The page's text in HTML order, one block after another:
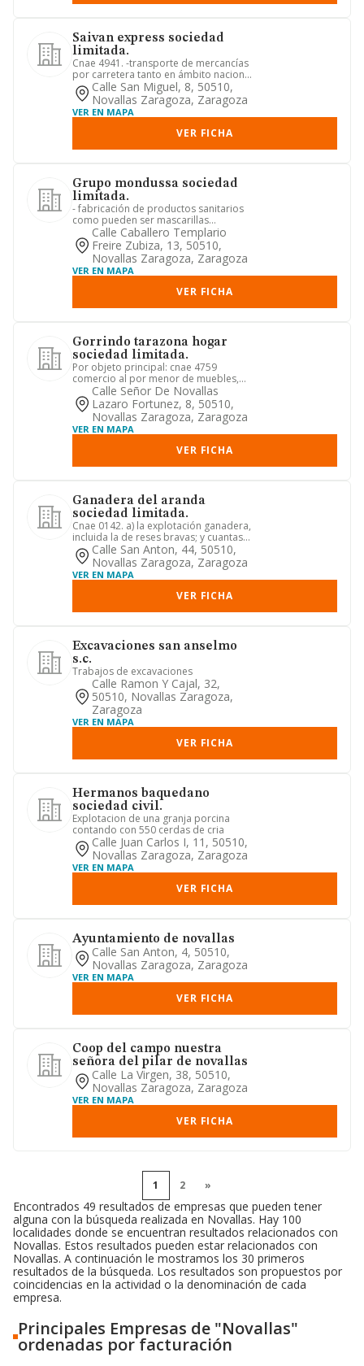
Saivan express sociedad
limitada.
Cnae 4941. -transporte de mercancías
por carretera tanto en ámbito nacional
como internacional. -se...
Calle San Miguel, 8, 50510,
Novallas Zaragoza, Zaragoza
VER EN MAPA
VER FICHA
Grupo mondussa sociedad
limitada.
- fabricación de productos sanitarios
como pueden ser mascarillas
quirúrgicas, batas quirúrgicas, p...
Calle Caballero Templario
Freire Zubiza, 13, 50510,
Novallas Zaragoza, Zaragoza
VER EN MAPA
VER FICHA
Gorrindo tarazona hogar
sociedad limitada.
Por objeto principal: cnae 4759
comercio al por menor de muebles,
aparatos de iluminación y otros a...
Calle Señor De Novallas
Lazaro Fortunez, 8, 50510,
Novallas Zaragoza, Zaragoza
VER EN MAPA
VER FICHA
Ganadera del aranda
sociedad limitada.
Cnae 0142. a) la explotación ganadera,
incluida la de reses bravas; y cuantas
actividades estén con...
Calle San Anton, 44, 50510,
Novallas Zaragoza, Zaragoza
VER EN MAPA
VER FICHA
Excavaciones san anselmo
s.c.
Trabajos de excavaciones
Calle Ramon Y Cajal, 32,
50510, Novallas Zaragoza,
Zaragoza
VER EN MAPA
VER FICHA
Hermanos baquedano
sociedad civil.
Explotacion de una granja porcina
contando con 550 cerdas de cria
Calle Juan Carlos I, 11, 50510,
Novallas Zaragoza, Zaragoza
VER EN MAPA
VER FICHA
Ayuntamiento de novallas
Calle San Anton, 4, 50510,
Novallas Zaragoza, Zaragoza
VER EN MAPA
VER FICHA
Coop del campo nuestra
señora del pilar de novallas
Calle La Virgen, 38, 50510,
Novallas Zaragoza, Zaragoza
VER EN MAPA
VER FICHA
1 2 »
Encontrados 49 resultados de empresas que pueden tener
alguna con la búsqueda realizada en Novallas. Hay 100
localidades donde se encuentran resultados relacionados con
Novallas. Estos resultados pueden estar relacionados con
Novallas. A continuación le mostramos los 30 primeros
resultados de la búsqueda. Los resultados son propuestos por
coincidencias en la actividad o la denominación de cada
empresa.
Principales Empresas de "Novallas"
ordenadas por facturación